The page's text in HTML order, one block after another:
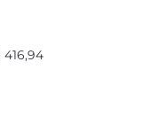
416,94